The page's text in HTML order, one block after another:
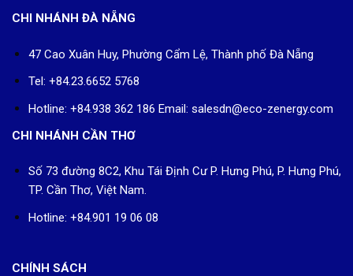
CHI NHÁNH ĐÀ NẴNG
47 Cao Xuân Huy, Phường Cẩm Lệ, Thành phố Đà Nẵng
Tel: +84.23.6652 5768
Hotline: +84.938 362 186 Email: salesdn@eco-zenergy.com
CHI NHÁNH CẦN THƠ
Số 73 đường 8C2, Khu Tái Định Cư P. Hưng Phú, P. Hưng Phú,
TP. Cần Thơ, Việt Nam.
Hotline: +84.901 19 06 08
CHÍNH SÁCH